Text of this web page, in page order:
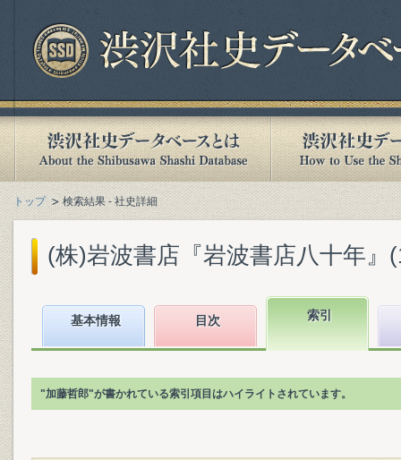
トップ 検索結果 - 社史詳細
(株)岩波書店『岩波書店八十年』
基本情報 目次 索引
"加藤哲郎"が書かれている索引項目はハイライトされています。